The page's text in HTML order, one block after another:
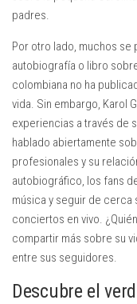
padres.
Por otro lado, muchos se
autobiografía o libro
colombiana no ha
vida. Sin embargo, Karol
experiencias a través de
hablado abiertamente
profesionales y su
autobiográfico, los fans
música y seguir de cerca
conciertos en vivo.
compartir más sobre su
entre sus seguidores.
Descubre el